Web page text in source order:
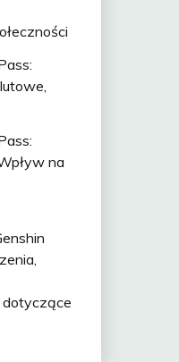
na
dotyczące